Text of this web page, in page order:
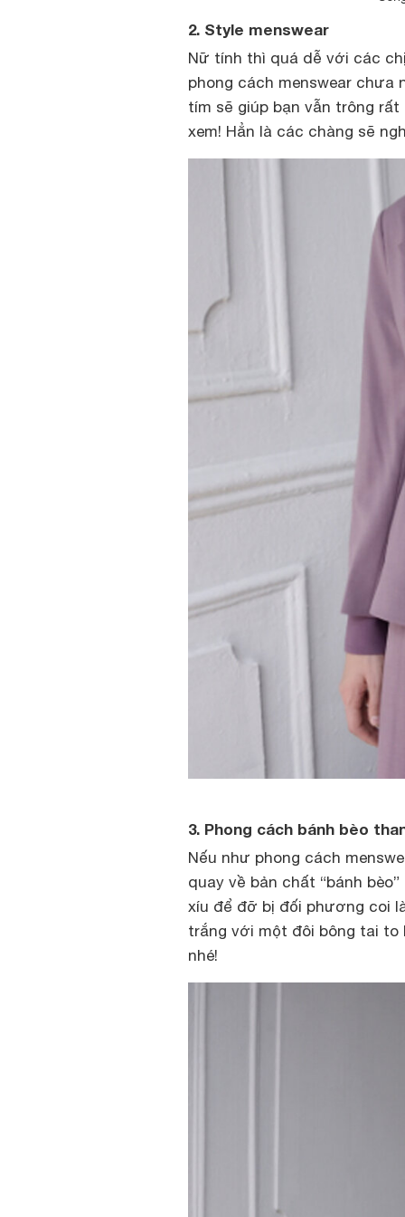
2. Style menswear
Nữ tính thì quá dễ với các
phong cách menswear chưa
tím sẽ giúp bạn vẫn trông
xem! Hẳn là các chàng sẽ
3. Phong cách bánh bèo
Nếu như phong cách
quay về bản chất “bánh
xíu để đỡ bị đối phương coi
trắng với một đôi bông tai to
nhé!